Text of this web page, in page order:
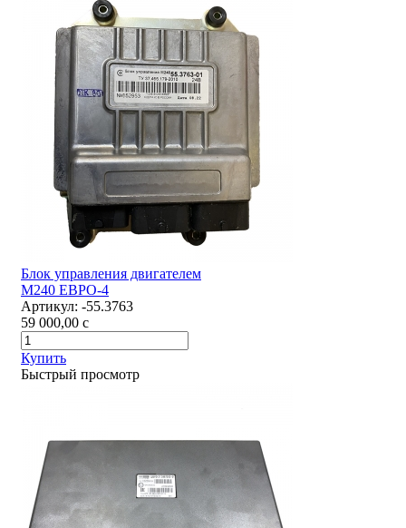
Блок управления двигателем
М240 ЕВРО-4
Артикул: -55.3763
59 000,00 c
Купить
Быстрый просмотр